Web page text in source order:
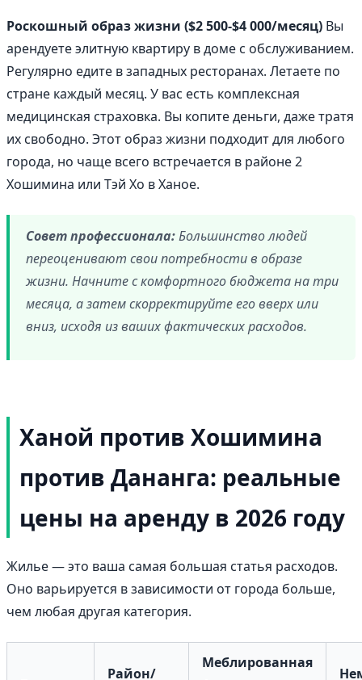
Роскошный образ жизни ($2 500-$4 000/месяц) Вы
арендуете элитную квартиру в доме с обслуживанием.
Регулярно едите в западных ресторанах. Летаете по
стране каждый месяц. У вас есть комплексная
медицинская страховка. Вы копите деньги, даже тратя
их свободно. Этот образ жизни подходит для любого
города, но чаще всего встречается в районе 2
Хошимина или Тэй Хо в Ханое.
Совет профессионала:Большинство людей
переоценивают свои потребности в образе
жизни. Начните с комфортного бюджета на три
месяца, а затем скорректируйте его вверх или
вниз, исходя из ваших фактических расходов.
Ханой против Хошимина
против Дананга: реальные
цены на аренду в 2026 году
Жилье — это ваша самая большая статья расходов.
Оно варьируется в зависимости от города больше,
чем любая другая категория.
Район/
Меблированная